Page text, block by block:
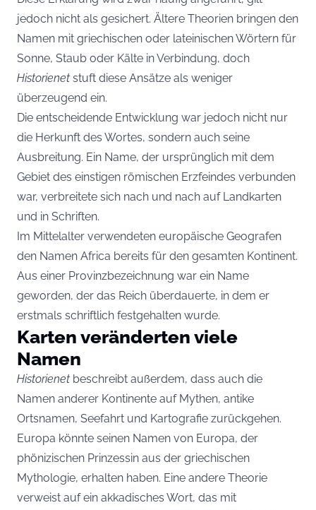
jedoch nicht als gesichert. Ältere Theorien bringen den
Namen mit griechischen oder lateinischen Wörtern für
Sonne, Staub oder Kälte in Verbindung, doch
Historienet stuft diese Ansätze als weniger
überzeugend ein.
Die entscheidende Entwicklung war jedoch nicht nur
die Herkunft des Wortes, sondern auch seine
Ausbreitung. Ein Name, der ursprünglich mit dem
Gebiet des einstigen römischen Erzfeindes verbunden
war, verbreitete sich nach und nach auf Landkarten
und in Schriften.
Im Mittelalter verwendeten europäische Geografen
den Namen Africa bereits für den gesamten Kontinent.
Aus einer Provinzbezeichnung war ein Name
geworden, der das Reich überdauerte, in dem er
erstmals schriftlich festgehalten wurde.
Karten veränderten viele
Namen
Historienet beschreibt außerdem, dass auch die
Namen anderer Kontinente auf Mythen, antike
Ortsnamen, Seefahrt und Kartografie zurückgehen.
Europa könnte seinen Namen von Europa, der
phönizischen Prinzessin aus der griechischen
Mythologie, erhalten haben. Eine andere Theorie
verweist auf ein akkadisches Wort, das mit